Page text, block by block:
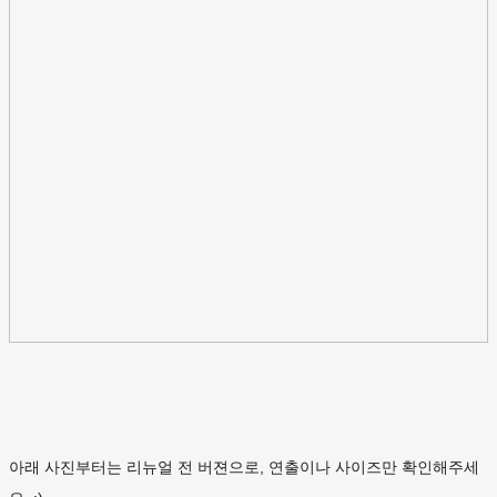
아래 사진부터는 리뉴얼 전 버젼으로, 연출이나 사이즈만 확인해주세